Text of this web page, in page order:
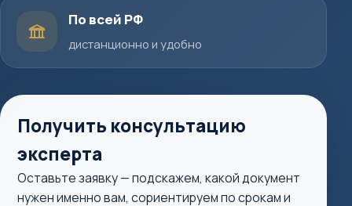
По всей РФ
дистанционно и удобно
Получить консультацию
эксперта
Оставьте заявку — подскажем, какой документ
нужен именно вам, сориентируем по срокам и